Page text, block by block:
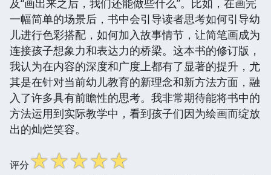
及“画出来之后，我们还能做些什么”。比如，在画完
一幅简单的场景后，书中会引导读者思考如何引导幼
儿进行色彩搭配，如何加入故事情节，让简笔画成为
连接孩子想象力和表达力的桥梁。这本书的修订版，
我认为在内容的深度和广度上都有了显著的提升，尤
其是在针对当前幼儿教育的新理念和新方法方面，融
入了许多具有前瞻性的思考。我非常期待能将书中的
方法运用到实际教学中，看到孩子们因为绘画而绽放
出的灿烂笑容。
评分☆☆☆☆☆